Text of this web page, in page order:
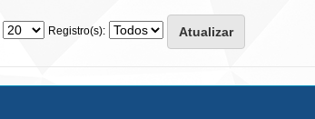
Registro(s):